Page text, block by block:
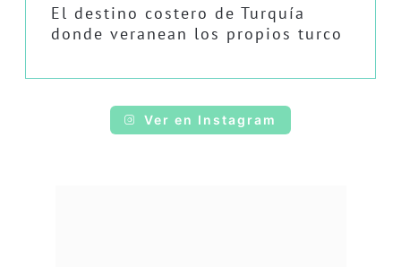
El destino costero de Turquía
donde veranean los propios turco
Ver en Instagram